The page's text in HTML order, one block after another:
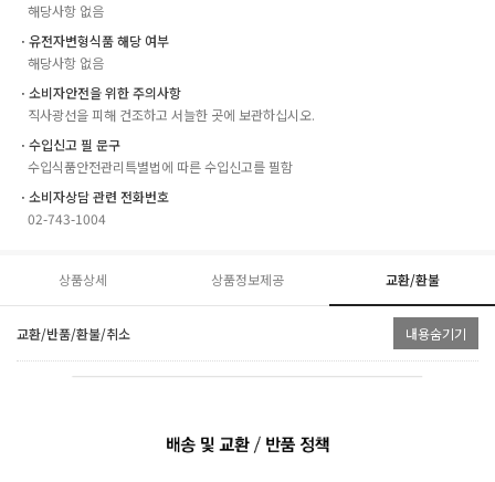
해당사항 없음
ㆍ유전자변형식품 해당 여부
해당사항 없음
ㆍ소비자안전을 위한 주의사항
직사광선을 피해 건조하고 서늘한 곳에 보관하십시오.
ㆍ수입신고 필 문구
수입식품안전관리특별법에 따른 수입신고를 필함
ㆍ소비자상담 관련 전화번호
02-743-1004
상품상세 상품정보제공 교환/환불
교환/반품/환불/취소 내용숨기기